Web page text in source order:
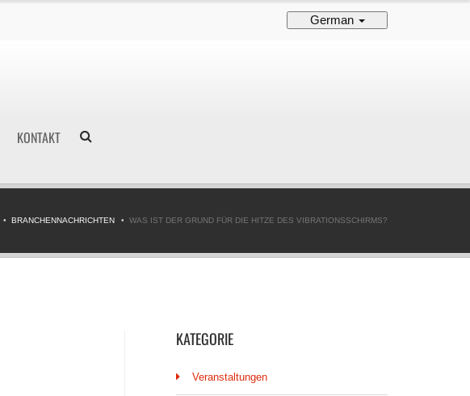
German
KONTAKT
BRANCHENNACHRICHTEN WAS IST DER GRUND FÜR DIE HITZE DES VIBRATIONSSCHIRMS?
KATEGORIE
Veranstaltungen